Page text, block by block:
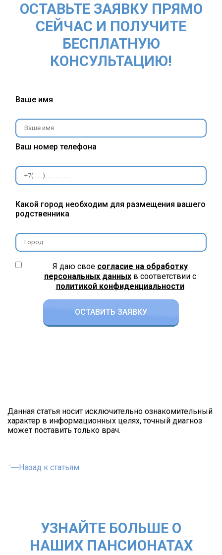
ОСТАВЬТЕ ЗАЯВКУ ПРЯМО
СЕЙЧАС И ПОЛУЧИТЕ
БЕСПЛАТНУЮ
КОНСУЛЬТАЦИЮ!
Ваше имя
Ваш номер телефона
Какой город необходим для размещения вашего
родственника
Я даю свое согласие на обработку
персональных данныхв соответствии c
политикой конфиденциальности
Данная статья носит исключительно ознакомительный
характер в информационных целях, точный диагноз
может поставить только врач.
Назад к статьям
УЗНАЙТЕ БОЛЬШЕ О
НАШИХ ПАНСИОНАТАХ